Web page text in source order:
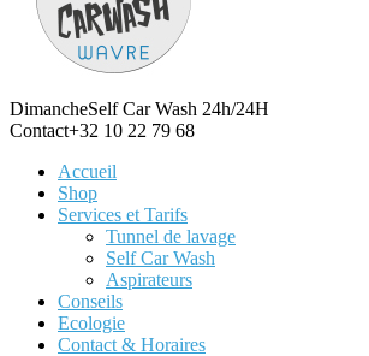
DimancheSelf Car Wash 24h/24H
Contact+32 10 22 79 68
Accueil
Shop
Services et Tarifs
Tunnel de lavage
Self Car Wash
Aspirateurs
Conseils
Ecologie
Contact & Horaires